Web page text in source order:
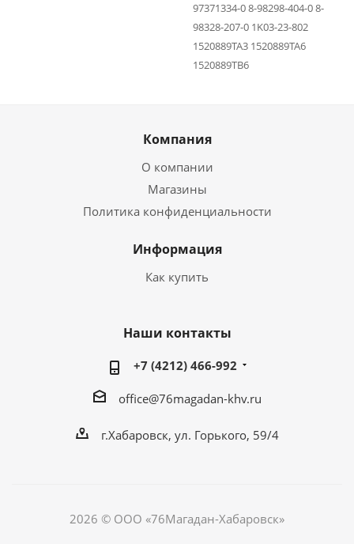
97371334-0 8-98298-404-0 8-
98328-207-0 1K03-23-802
1520889TA3 1520889TA6
1520889TB6
Компания
О компании
Магазины
Политика конфиденциальности
Информация
Как купить
Наши контакты
+7 (4212) 466-992
office@76magadan-khv.ru
г.Хабаровск, ул. Горького, 59/4
2026 © ООО «76Магадан-Хабаровск»